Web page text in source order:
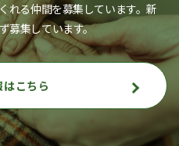
れる仲間を募集しています。新
募集しています。
こちら